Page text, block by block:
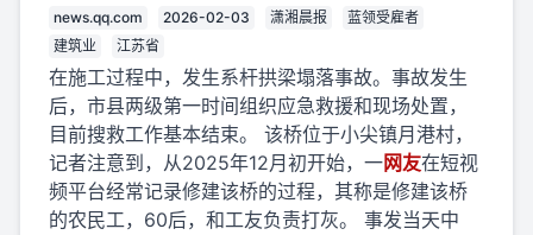
news.qq.com 2026-02-03 潇湘晨报
蓝领受雇者
建筑业
江苏省
在施工过程中，发生系杆拱梁塌落事故。事故发生
后，市县两级第一时间组织应急救援和现场处置，
目前搜救工作基本结束。 该桥位于小尖镇月港村，
记者注意到，从2025年12月初开始，一网友在短视
频平台经常记录修建该桥的过程，其称是修建该桥
的农民工，60后，和工友负责打灰。 事发当天中